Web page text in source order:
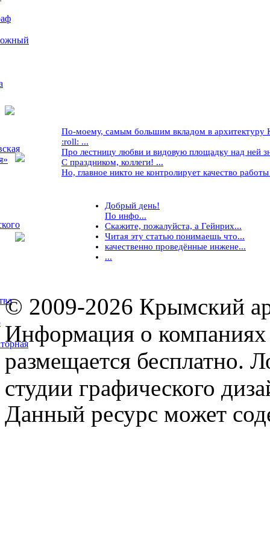
По-моему, самым большим вкладом в архитектуру
:roll: ...
Про лестницу любви и видовую площадку над ней
С праздником, коллеги! ...
Но, главное никто не контролирует качество
Добрый день!
По инфо...
Скажите, пожалуйста, а Гейнрих...
Читая эту статью понимаешь что...
качественно проведённые инжене...
...
© 2009-2026 Крымский
Информация о компаниях
размещается бесплатно.
студии графического
Данный ресурс может